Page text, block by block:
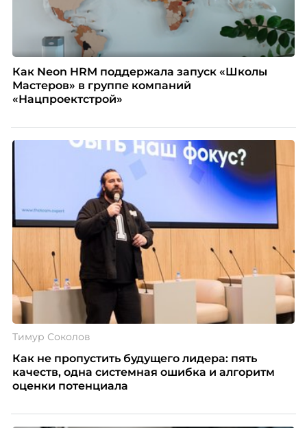
Как Neon HRM поддержала запуск «Школы
Мастеров» в группе компаний
«Нацпроектстрой»
Тимур Соколов
Как не пропустить будущего лидера: пять
качеств, одна системная ошибка и алгоритм
оценки потенциала